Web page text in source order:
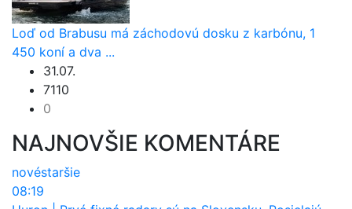
Loď od Brabusu má záchodovú dosku z karbónu, 1
450 koní a dva ...
31.07.
7110
0
NAJNOVŠIE KOMENTÁRE
novéstaršie
08:19